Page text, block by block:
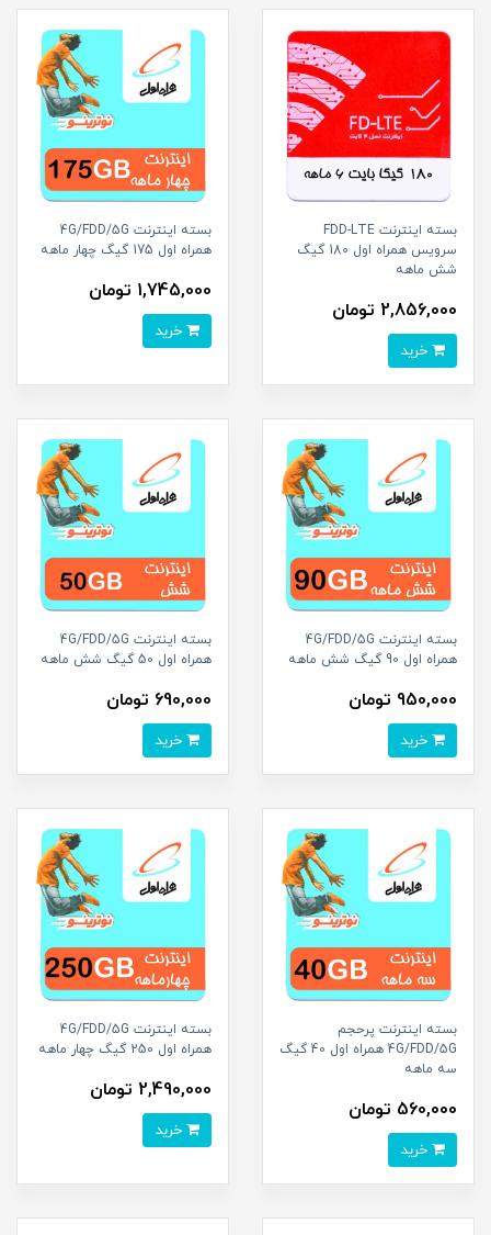
بسته اینترنت FDD-LTE
سرویس همراه اول 180 گیگ
شش ماهه
2,856,000 تومان
بسته اینترنت 4G/FDD/5G
همراه اول 175 گیگ چهار ماهه
1,745,000 تومان
بسته اینترنت 4G/FDD/5G
همراه اول 90 گیگ شش ماهه
950,000 تومان
بسته اینترنت 4G/FDD/5G
همراه اول 50 گیگ شش ماهه
690,000 تومان
بسته اینترنت پرحجم
4G/FDD/5G همراه اول 40 گیگ
سه ماهه
560,000 تومان
بسته اینترنت 4G/FDD/5G
همراه اول 250 گیگ چهار ماهه
2,490,000 تومان